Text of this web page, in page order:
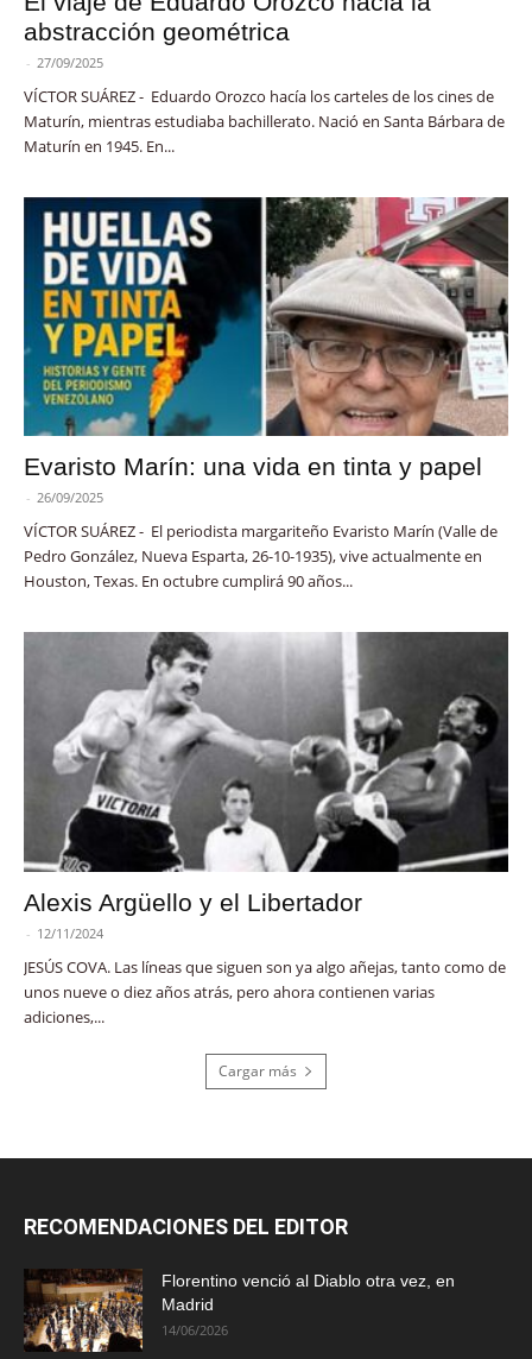
abstracción geométrica
- 27/09/2025
VÍCTOR SUÁREZ - Eduardo Orozco hacía los carteles de los cines de
Maturín, mientras estudiaba bachillerato. Nació en Santa Bárbara de
Maturín en 1945. En...
Evaristo Marín: una vida en tinta y papel
- 26/09/2025
VÍCTOR SUÁREZ - El periodista margariteño Evaristo Marín (Valle de
Pedro González, Nueva Esparta, 26-10-1935), vive actualmente en
Houston, Texas. En octubre cumplirá 90 años...
Alexis Argüello y el Libertador
- 12/11/2024
JESÚS COVA. Las líneas que siguen son ya algo añejas, tanto como de
unos nueve o diez años atrás, pero ahora contienen varias
adiciones,...
Cargar más
RECOMENDACIONES DEL EDITOR
Florentino venció al Diablo otra vez, en
Madrid
14/06/2026